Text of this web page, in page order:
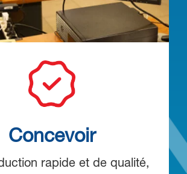
Concevoir
rapide et de qualité,